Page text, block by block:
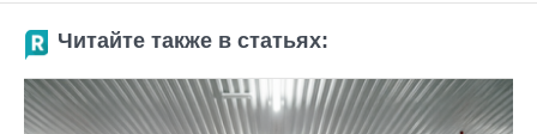
Читайте также в статьях: